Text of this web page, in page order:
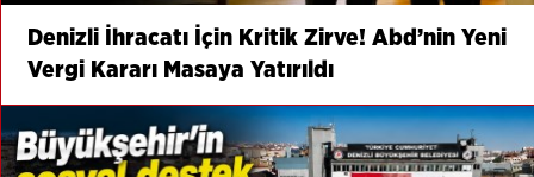
Denizli İhracatı İçin Kritik Zirve! Abd’nin Yeni
Vergi Kararı Masaya Yatırıldı